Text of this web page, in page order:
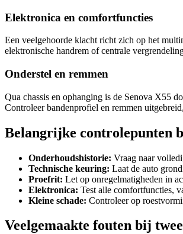
Elektronica en comfortfuncties
Een veelgehoorde klacht richt zich op het
elektronische handrem of centrale
Onderstel en remmen
Qua chassis en ophanging is de Senova X55
Controleer bandenprofiel en remmen
Belangrijke controlepunten
Onderhoudshistorie: Vraag naar
Technische keuring: Laat de auto
Proefrit: Let op onregelmatigheden in
Elektronica: Test alle comfortfuncties,
Kleine schade: Controleer op
Veelgemaakte fouten bij